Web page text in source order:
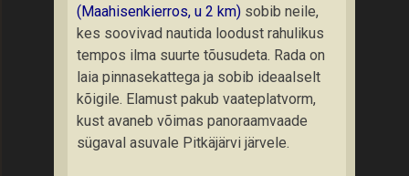
(Maahisenkierros, u 2 km) sobib neile,
kes soovivad nautida loodust rahulikus
tempos ilma suurte tõusudeta. Rada on
laia pinnasekattega ja sobib ideaalselt
kõigile. Elamust pakub vaateplatvorm,
kust avaneb võimas panoraamvaade
sügaval asuvale Pitkäjärvi järvele.